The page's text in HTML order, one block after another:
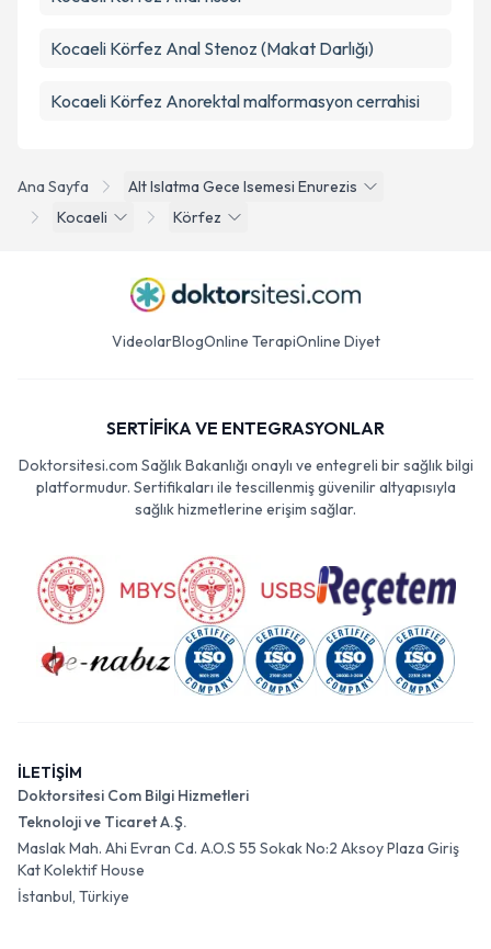
Ana Sayfa
Alt Islatma Gece Isemesi Enurezis
Kocaeli
Körfez
Kocaeli Körfez Anal Stenoz (Makat Darlığı)
Kocaeli Körfez Anorektal malformasyon cerrahisi
VideolarBlogOnline TerapiOnline Diyet
SERTİFİKA VE ENTEGRASYONLAR
Doktorsitesi.com Sağlık Bakanlığı onaylı ve entegreli bir sağlık bilgi
platformudur. Sertifikaları ile tescillenmiş güvenilir altyapısıyla
sağlık hizmetlerine erişim sağlar.
İLETİŞİM
Doktorsitesi Com Bilgi Hizmetleri
Teknoloji ve Ticaret A.Ş.
Maslak Mah. Ahi Evran Cd. A.O.S 55 Sokak No:2 Aksoy Plaza Giriş
Kat Kolektif House
İstanbul, Türkiye